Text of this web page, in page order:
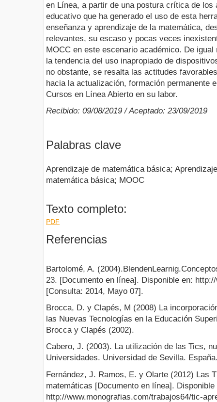
en Línea, a partir de una postura crítica de los
educativo que ha generado el uso de esta
enseñanza y aprendizaje de la matemática,
relevantes, su escaso y pocas veces
MOCC en este escenario académico. De
la tendencia del uso inapropiado de
no obstante, se resalta las actitudes
hacia la actualización, formación permanente
Cursos en Línea Abierto en su labor.
Recibido: 09/08/2019 / Aceptado: 23/09/2019
Palabras clave
Aprendizaje de matemática básica;
matemática básica; MOOC
Texto completo:
PDF
Referencias
Bartolomé, A.
23. [Documento en línea]. Disponible en:
[Consulta: 2014, Mayo 07].
Brocca, D. y Clapés, M (2008) La
las Nuevas Tecnologías en la Educación
Brocca y Clapés (2002).
Cabero, J. (2003). La utilización de las Tics,
Universidades. Universidad de Sevilla.
Fernández, J. Ramos, E. y Olarte (2012) Las
matemáticas [Documento en línea]. Disponible
http://www.monografias.com/trabajos64/tic-